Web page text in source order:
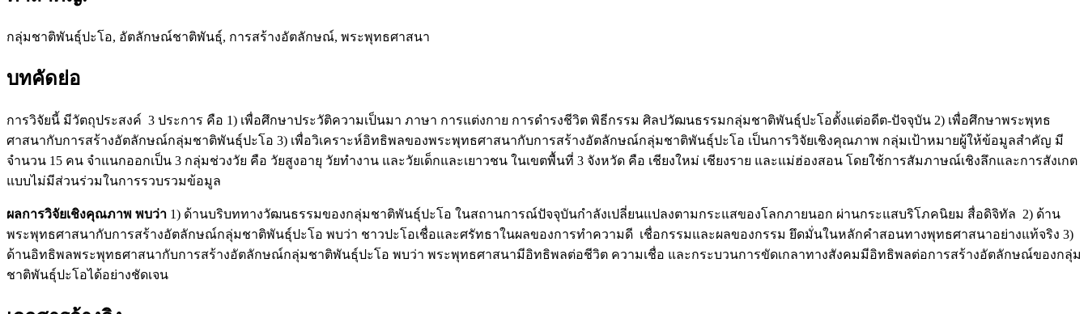
กลุ่มชาติพันธุ์ปะโอ, อัตลักษณ์ชาติพันธุ์, การสร้างอัตลักษณ์, พระพุทธศาสนา
บทคัดย่อ
การวิจัยนี้ มีวัตถุประสงค์ 3 ประการ คือ 1) เพื่อศึกษาประวัติความเป็นมา ภาษา การแต่งกาย การดำรงชีวิต พิธีกรรม ศิลปวัฒนธรรมกลุ่มชาติพันธุ์ปะโอตั้งแต่อดีต-ปัจจุบัน 2) เพื่อศึกษาพระพุทธ
ศาสนากับการสร้างอัตลักษณ์กลุ่มชาติพันธุ์ปะโอ 3) เพื่อวิเคราะห์อิทธิพลของพระพุทธศาสนากับการสร้างอัตลักษณ์กลุ่มชาติพันธุ์ปะโอ เป็นการวิจัยเชิงคุณภาพ กลุ่มเป้าหมายผู้ให้ข้อมูลสำคัญ มี
จำนวน 15 คน จำแนกออกเป็น 3 กลุ่มช่วงวัย คือ วัยสูงอายุ วัยทำงาน และวัยเด็กและเยาวชน ในเขตพื้นที่ 3 จังหวัด คือ เชียงใหม่ เชียงราย และแม่ฮ่องสอน โดยใช้การสัมภาษณ์เชิงลึกและการสังเกต
แบบไม่มีส่วนร่วมในการรวบรวมข้อมูล
ผลการวิจัยเชิงคุณภาพ พบว่า 1) ด้านบริบททางวัฒนธรรมของกลุ่มชาติพันธุ์ปะโอ ในสถานการณ์ปัจจุบันกำลังเปลี่ยนแปลงตามกระแสของโลกภายนอก ผ่านกระแสบริโภคนิยม สื่อดิจิทัล 2) ด้าน
พระพุทธศาสนากับการสร้างอัตลักษณ์กลุ่มชาติพันธุ์ปะโอ พบว่า ชาวปะโอเชื่อและศรัทธาในผลของการทำความดี เชื่อกรรมและผลของกรรม ยึดมั่นในหลักคำสอนทางพุทธศาสนาอย่างแท้จริง 3)
ด้านอิทธิพลพระพุทธศาสนากับการสร้างอัตลักษณ์กลุ่มชาติพันธุ์ปะโอ พบว่า พระพุทธศาสนามีอิทธิพลต่อชีวิต ความเชื่อ และกระบวนการขัดเกลาทางสังคมมีอิทธิพลต่อการสร้างอัตลักษณ์ของกลุ่ม
ชาติพันธุ์ปะโอได้อย่างชัดเจน